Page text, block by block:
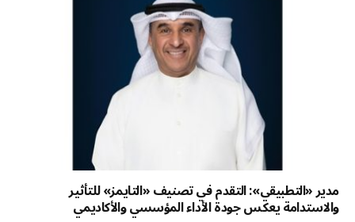
مدير «التطبيقي»: التقدم في تصنيف «التايمز» للتأثير
والاستدامة يعكس جودة الأداء المؤسسي والأكاديمي